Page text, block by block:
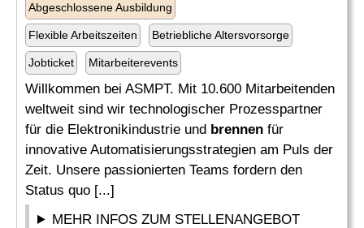
Abgeschlossene Ausbildung
Flexible Arbeitszeiten Betriebliche Altersvorsorge
Jobticket Mitarbeiterevents
Willkommen bei ASMPT. Mit 10.600 Mitarbeitenden
weltweit sind wir technologischer Prozesspartner
für die Elektronikindustrie und brennen für
innovative Automatisierungsstrategien am Puls der
Zeit. Unsere passionierten Teams fordern den
Status quo [...]
MEHR INFOS ZUM STELLENANGEBOT